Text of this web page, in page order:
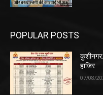
POPULAR POSTS
कुशीनगर:
हाजिर
07/08/